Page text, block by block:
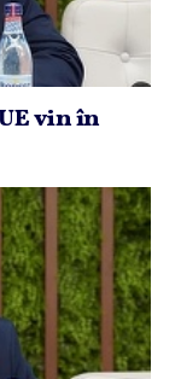
vin în